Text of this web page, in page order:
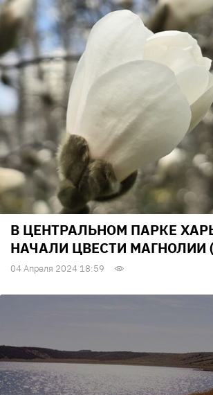
В ЦЕНТРАЛЬНОМ ПАРКЕ
НАЧАЛИ ЦВЕСТИ МАГНОЛИИ
04 Апреля 2024 18:59